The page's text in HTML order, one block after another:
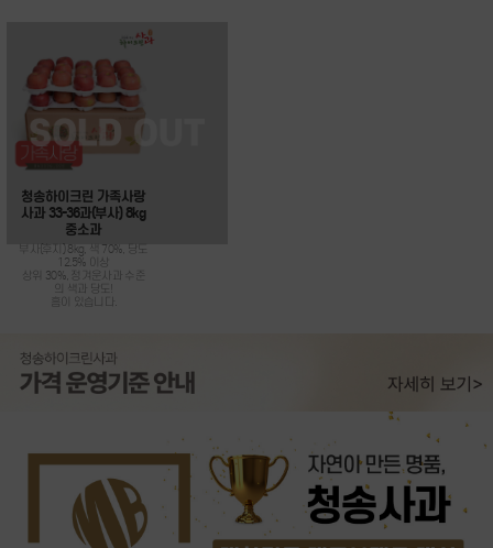
청송하이크린 가족사랑
사과 33-36과(부사) 8kg
중소과
부사(후지) 8kg, 색 70%, 당도
12.5% 이상
상위 30%, 정겨운사과 수준
의 색과 당도!
흠이 있습니다.